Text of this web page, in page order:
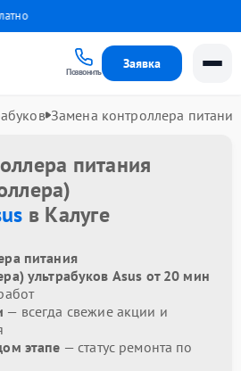
Позвонить
Заявка
Замена контроллера
питания
в Калуге
питания
ультрабуков Asus от 20 мин
— всегда свежие акции и
этапе — статус ремонта по